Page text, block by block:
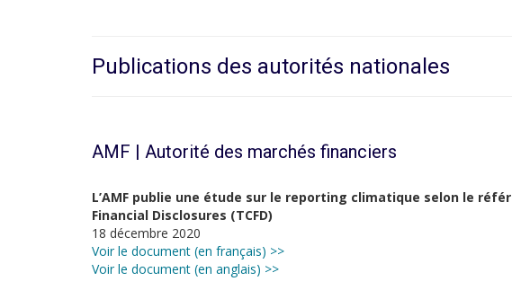
Publications des autorités nationales
AMF | Autorité des marchés financiers
L’AMF publie une étude sur le reporting climatique selon le
Financial Disclosures (TCFD)
18 décembre 2020
Voir le document (en français) >>
Voir le document (en anglais) >>